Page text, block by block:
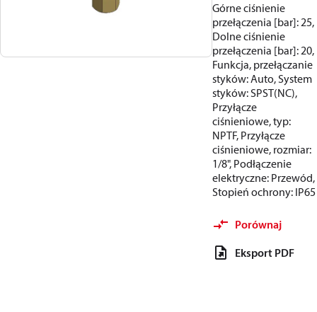
Górne ciśnienie
przełączenia [bar]: 25,
Dolne ciśnienie
przełączenia [bar]: 20,
Funkcja, przełączanie
styków: Auto, System
styków: SPST(NC),
Przyłącze
ciśnieniowe, typ:
NPTF, Przyłącze
ciśnieniowe, rozmiar:
1/8", Podłączenie
elektryczne: Przewód,
Stopień ochrony: IP65
Porównaj
Eksport PDF